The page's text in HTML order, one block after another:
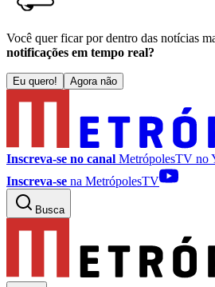
Você quer ficar por dentro das notícias
notificações em tempo real?
Eu quero! Agora não
Inscreva-se no canal MetrópolesTV no
Inscreva-se na MetrópolesTV
Busca